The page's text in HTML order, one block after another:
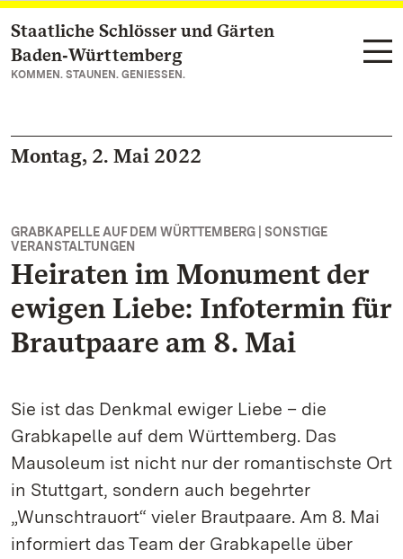
Zum Hauptinhalt springen
Staatliche Schlösser und Gärten
Baden‑Württemberg
KOMMEN. STAUNEN. GENIESSEN.
Montag, 2. Mai 2022
GRABKAPELLE AUF DEM WÜRTTEMBERG | SONSTIGE
VERANSTALTUNGEN
Heiraten im Monument der
ewigen Liebe: Infotermin für
Brautpaare am 8. Mai
Sie ist das Denkmal ewiger Liebe – die
Grabkapelle auf dem Württemberg. Das
Mausoleum ist nicht nur der romantischste Ort
in Stuttgart, sondern auch begehrter
„Wunschtrauort“ vieler Brautpaare. Am 8. Mai
informiert das Team der Grabkapelle über